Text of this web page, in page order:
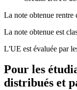
La note obtenue rentre
La note obtenue est
L'UE est évaluée par
Pour les
distribués et